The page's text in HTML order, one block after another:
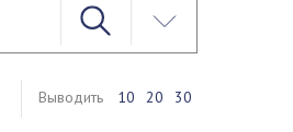
Выводить 10 20 30